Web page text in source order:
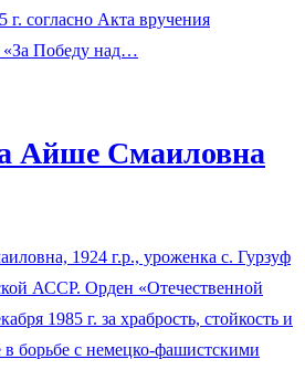
г. согласно Акта вручения
«За Победу над…
Айше Смаиловна
1924 г.р., уроженка с. Гурзуф
АССР. Орден «Отечественной
1985 г. за храбрость, стойкость и
борьбе с немецко-фашистскими